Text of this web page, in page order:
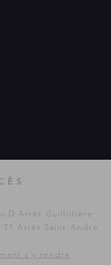
D Arrêt Guillotière
T1 Arrêt Saint-André
s'y rendre